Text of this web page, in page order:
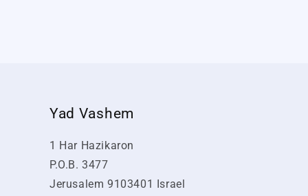
Yad Vashem
1 Har Hazikaron
P.O.B. 3477
Jerusalem 9103401 Israel